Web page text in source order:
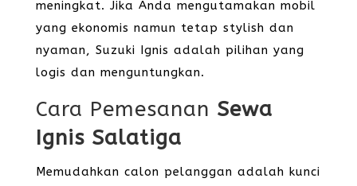
meningkat. Jika Anda mengutamakan mobil
yang ekonomis namun tetap stylish dan
nyaman, Suzuki Ignis adalah pilihan yang
logis dan menguntungkan.
Cara Pemesanan Sewa
Ignis Salatiga
Memudahkan calon pelanggan adalah kunci